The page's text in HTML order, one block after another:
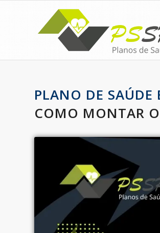
PLANO DE SAÚDE
COMO MONTAR